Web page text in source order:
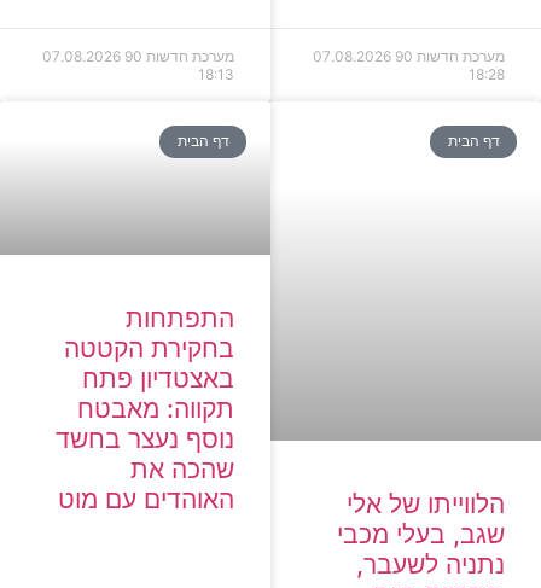
מערכת חדשות 90
07.08.2026
18:28
מערכת חדשות 90
07.08.2026
18:13
דף הבית
הלווייתו של אלי
שגב, בעלי מכבי
נתניה לשעבר,
דף הבית
התפתחות
בחקירת הקטטה
באצטדיון פתח
תקווה: מאבטח
נוסף נעצר בחשד
שהכה את
האוהדים עם מוט